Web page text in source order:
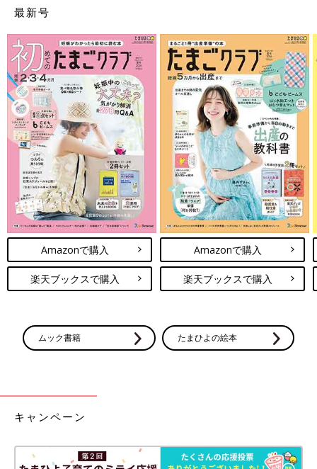
最新号
Amazonで購入
楽天ブックスで購入
Amazonで購入
楽天ブックスで購入
ムック書籍 たまひよの絵本
キャンペーン